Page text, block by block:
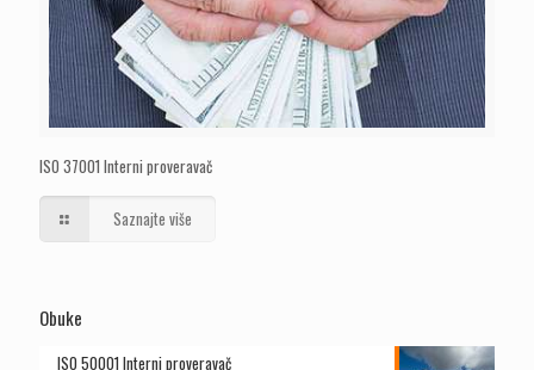
ISO 37001 Interni proveravač
Saznajte više
Obuke
ISO 50001 Interni proveravač